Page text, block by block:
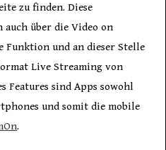
zu finden. Diese
über die Video on
Funktion und an dieser Stelle
Live Streaming von
Features sind Apps sowohl
und somit die mobile
.